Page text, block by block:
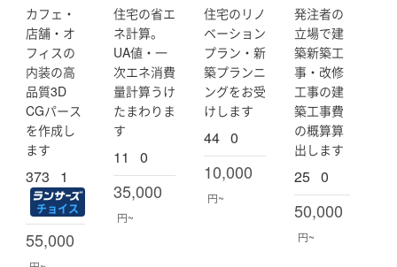
まずはビデオ通話による無料相談から、お気軽にご連絡
ください。「予算感を知りたい」「進め方を整理した
い」「他社と比較検討中」といった段階のお問合せも歓
迎しております。
お話を通じて、相性や進め方をご確認いただいた上でご
依頼の可否をご検討ください。
カフェ・
店舗・オ
フィスの
内装の高
品質3D
CGパース
を作成し
ます
373 1
チョイス
55,000
住宅の省エ
ネ計算。
UA値・一
次エネ消費
量計算うけ
たまわりま
す
11 0
35,000
円~
住宅のリノ
ベーション
プラン・新
築プランニ
ングをお受
けします
44 0
10,000
円~
発注者の
立場で建
築新築工
事・改修
工事の建
築工事費
の概算算
出します
25 0
50,000
円~